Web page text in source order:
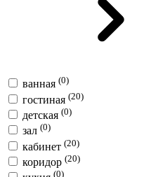
ванная (0)
гостиная (20)
детская (0)
зал (0)
кабинет (20)
коридор (20)
(0)